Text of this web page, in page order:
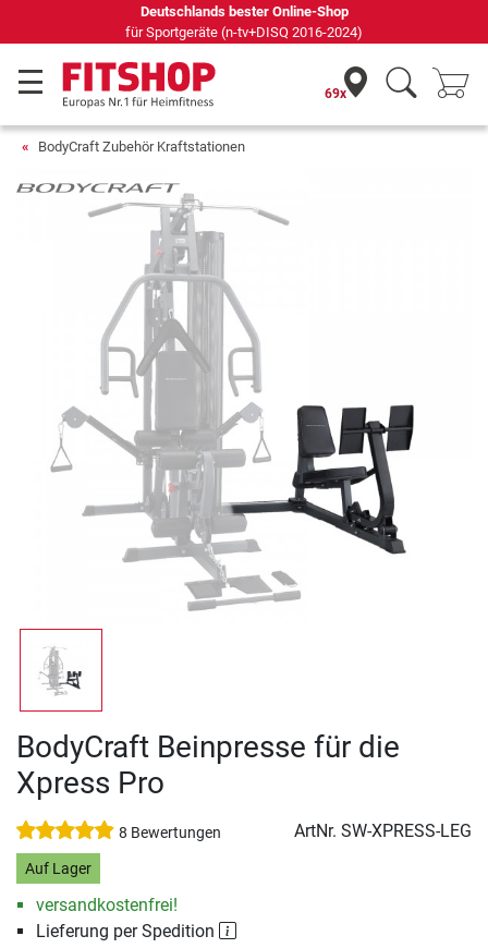
Deutschlands bester Online-Shop
für Sportgeräte (n-tv+DISQ 2016-2024)
69x
BodyCraft Zubehör Kraftstationen
BodyCraft Beinpresse für die
Xpress Pro
8 Bewertungen ArtNr. SW-XPRESS-LEG
Auf Lager
versandkostenfrei!
Lieferung per Spedition